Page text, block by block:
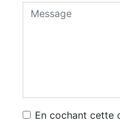
En cochant cette